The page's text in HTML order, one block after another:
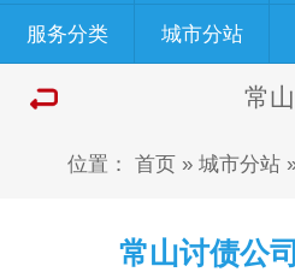
服务分类 城市分站
常山
位置： 首页 » 城市分站
常山讨债公